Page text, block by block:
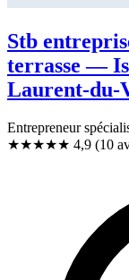
Stb
terrasse —
Laurent-du-
Entrepreneur
★★★★★ 4,9 (10